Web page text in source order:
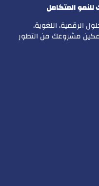
المتكامل
اللغوية،
مشروعك من التطور